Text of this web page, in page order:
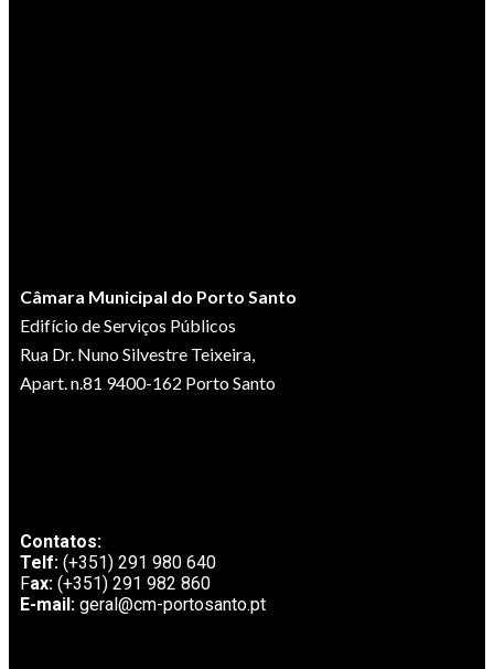
Câmara Municipal do Porto Santo
Edifício de Serviços Públicos
Rua Dr. Nuno Silvestre Teixeira,
Apart. n.81 9400-162 Porto Santo
Contatos:
Telf: (+351) 291 980 640
Fax: (+351) 291 982 860
E-mail: geral@cm-portosanto.pt